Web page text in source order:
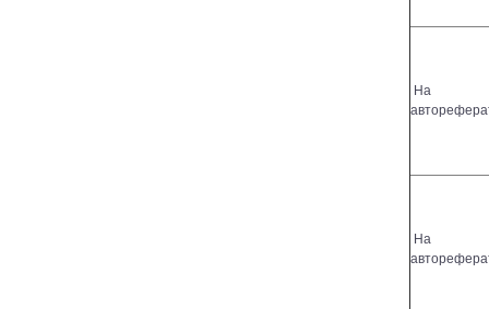
На
На